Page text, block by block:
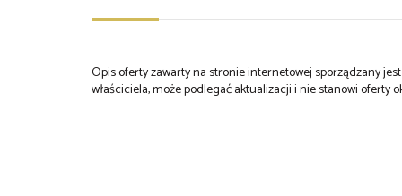
Opis oferty zawarty na stronie internetowej sporządzany
właściciela, może podlegać aktualizacji i nie stanowi oferty